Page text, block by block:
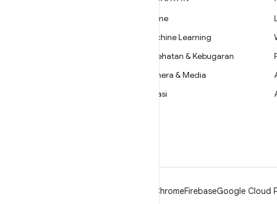
Game
Machine Learning
Kesehatan & Kebugaran
Kamera & Media
Privasi
ChromeFirebaseGoogle Cloud